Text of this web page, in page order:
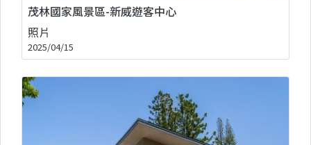
茂林國家風景區-新威遊客中心
照片
2025/04/15